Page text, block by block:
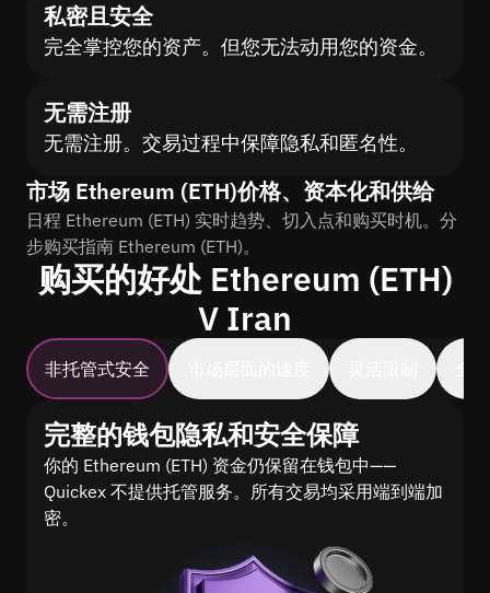
私密且安全
完全掌控您的资产。但您无法动用您的资金。
无需注册
无需注册。交易过程中保障隐私和匿名性。
市场 Ethereum (ETH)价格、资本化和供给
日程 Ethereum (ETH) 实时趋势、切入点和购买时机。分
步购买指南 Ethereum (ETH)。
购买的好处 Ethereum (ETH)
V Iran
非托管式安全
完整的钱包隐私和安全保障
你的 Ethereum (ETH) 资金仍保留在钱包中——
Quickex 不提供托管服务。所有交易均采用端到端加
密。